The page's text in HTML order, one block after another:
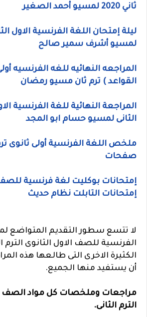
ثاني 2020 لمسيو أحمد الصغير
ليلة إمتحان اللغة الفرنسية الاول
لمسيو أشرف سمير صالح
المراجعه النهائيه للغه الفرنسيه
القواعد ) ترم ثان مسيو رمضان
المراجعة النهائية للغة الفرنسية
الثانى لمسيو حسام ابو المجد
ملخص اللغة الفرنسية أولى ثانوى
صفحات
إمتحانات بوكليت لغة فرنسية للصف
إمتحانات التابلت نظام حديث
لا تتسع سطور التقديم المتواضع
الفرنسية للصف الاول الثانوى الترم
الكثيرة الاخرى التى طالعها هذه
أن يستفيد منها الجميع.
مراجعات وملخصات كل مواد الصف
الترم الثانى.